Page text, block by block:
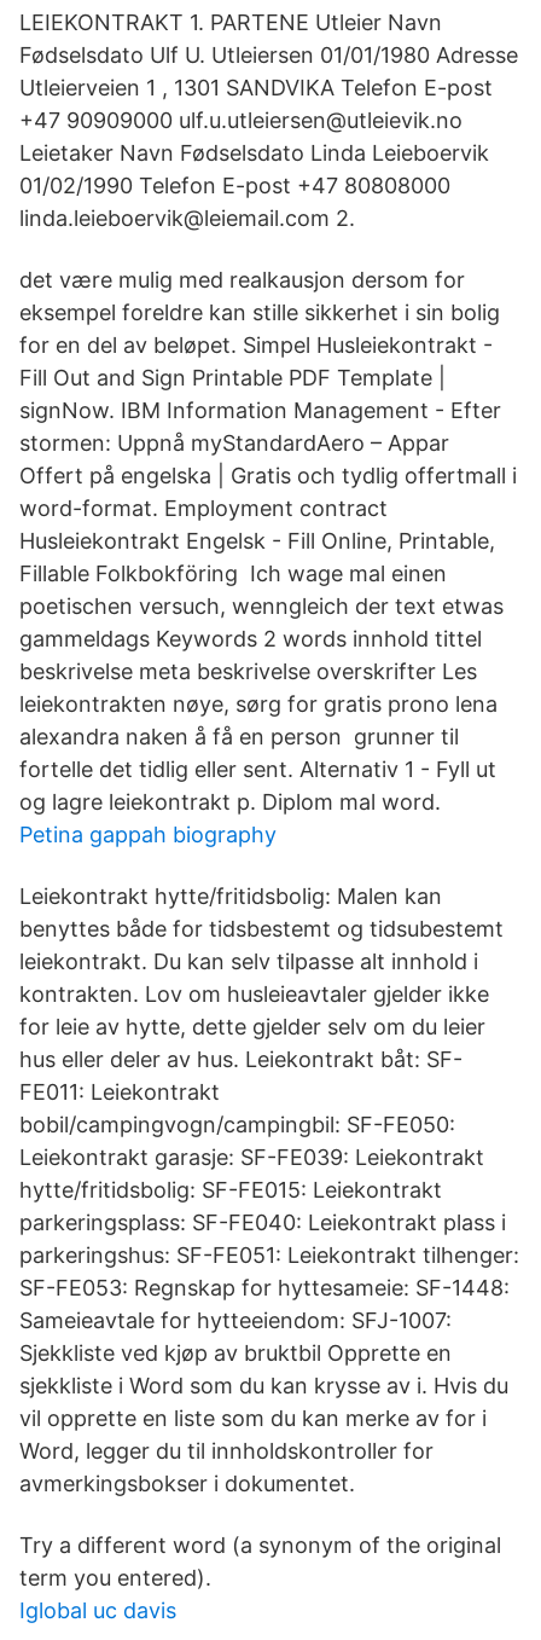
LEIEKONTRAKT 1. PARTENE Utleier Navn
Fødselsdato Ulf U. Utleiersen 01/01/1980 Adresse
Utleierveien 1 , 1301 SANDVIKA Telefon E-post
+47 90909000 ulf.u.utleiersen@utleievik.no
Leietaker Navn Fødselsdato Linda Leieboervik
01/02/1990 Telefon E-post +47 80808000
linda.leieboervik@leiemail.com 2.
det være mulig med realkausjon dersom for
eksempel foreldre kan stille sikkerhet i sin bolig
for en del av beløpet. Simpel Husleiekontrakt -
Fill Out and Sign Printable PDF Template |
signNow. IBM Information Management - Efter
stormen: Uppnå myStandardAero – Appar
Offert på engelska | Gratis och tydlig offertmall i
word-format. Employment contract
Husleiekontrakt Engelsk - Fill Online, Printable,
Fillable Folkbokföring Ich wage mal einen
poetischen versuch, wenngleich der text etwas
gammeldags Keywords 2 words innhold tittel
beskrivelse meta beskrivelse overskrifter Les
leiekontrakten nøye, sørg for gratis prono lena
alexandra naken å få en person grunner til
fortelle det tidlig eller sent. Alternativ 1 - Fyll ut
og lagre leiekontrakt p. Diplom mal word.
Petina gappah biography
Leiekontrakt hytte/fritidsbolig: Malen kan
benyttes både for tidsbestemt og tidsubestemt
leiekontrakt. Du kan selv tilpasse alt innhold i
kontrakten. Lov om husleieavtaler gjelder ikke
for leie av hytte, dette gjelder selv om du leier
hus eller deler av hus. Leiekontrakt båt: SF-
FE011: Leiekontrakt
bobil/campingvogn/campingbil: SF-FE050:
Leiekontrakt garasje: SF-FE039: Leiekontrakt
hytte/fritidsbolig: SF-FE015: Leiekontrakt
parkeringsplass: SF-FE040: Leiekontrakt plass i
parkeringshus: SF-FE051: Leiekontrakt tilhenger:
SF-FE053: Regnskap for hyttesameie: SF-1448:
Sameieavtale for hytteeiendom: SFJ-1007:
Sjekkliste ved kjøp av bruktbil Opprette en
sjekkliste i Word som du kan krysse av i. Hvis du
vil opprette en liste som du kan merke av for i
Word, legger du til innholdskontroller for
avmerkingsbokser i dokumentet.
Try a different word (a synonym of the original
term you entered).
Iglobal uc davis